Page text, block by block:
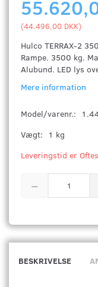
(44.496,00 DKK)
Hulco TERRAX-2
Rampe. 3500 kg.
Alubund. LED lys
Mere information
Model/varenr.:
Vægt:
1 kg
Leveringstid er
BESKRIVELSE